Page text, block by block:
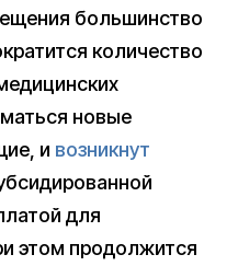
большинство
количество
новые
и возникнут
для
этом продолжится